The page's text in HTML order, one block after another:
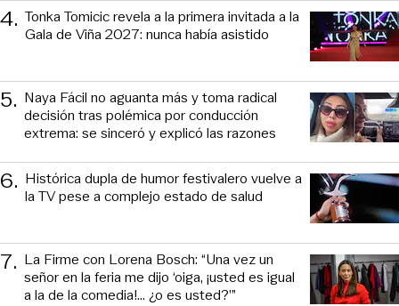
4. Tonka Tomicic revela a la primera invitada a la
Gala de Viña 2027: nunca había asistido
5. Naya Fácil no aguanta más y toma radical
decisión tras polémica por conducción
extrema: se sinceró y explicó las razones
6. Histórica dupla de humor festivalero vuelve a
la TV pese a complejo estado de salud
7. La Firme con Lorena Bosch: “Una vez un
señor en la feria me dijo ‘oiga, ¡usted es igual
a la de la comedia!... ¿o es usted?’”